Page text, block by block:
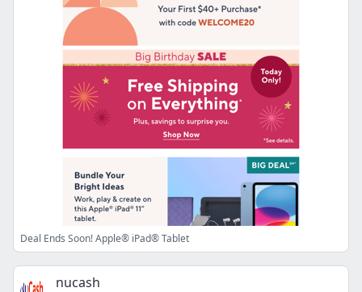
Deal Ends Soon! Apple® iPad® Tablet
nucash